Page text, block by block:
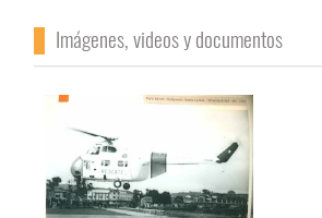
Imágenes, videos y documentos